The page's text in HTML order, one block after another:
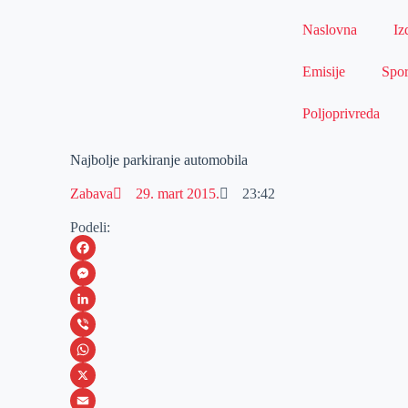
Naslovna
Emisije
Poljoprivreda
Najbolje parkiranje automobila
Zabava 29. mart 2015. 23:42
Podeli:
F
a
c
e
b
o
M
e
s
s
e
L
i
n
k
V
i
b
W
h
X